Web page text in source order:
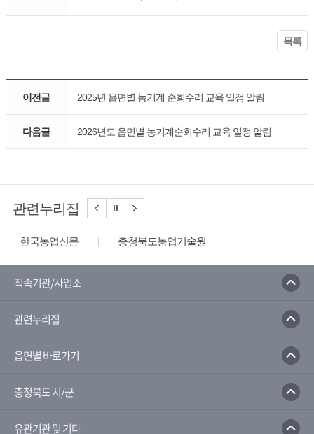
목록
이전글 2025년 읍면별 농기계 순회수리 교육 일정 알림
다음글 2026년도 읍면별 농기계순회수리 교육 일정 알림
관련누리집
한국농업신문
충청북도농업기술원
한국농수산식품유통공사
농촌진흥청 전자민원 포털서비스
직속기관/사업소
관련누리집
읍면별 바로가기
충청북도 시/군
유관기관 및 기타